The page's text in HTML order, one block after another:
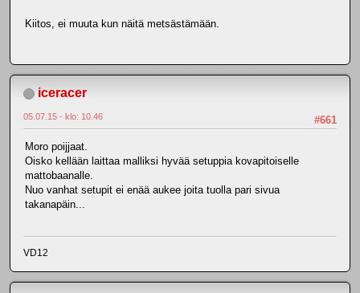
Kiitos, ei muuta kun näitä metsästämään.
iceracer
#661
05.07.15 - klo: 10.46
Moro poijjaat.
Oisko kellään laittaa malliksi hyvää setuppia kovapitoiselle
mattobaanalle.
Nuo vanhat setupit ei enää aukee joita tuolla pari sivua
takanapäin...
VD12